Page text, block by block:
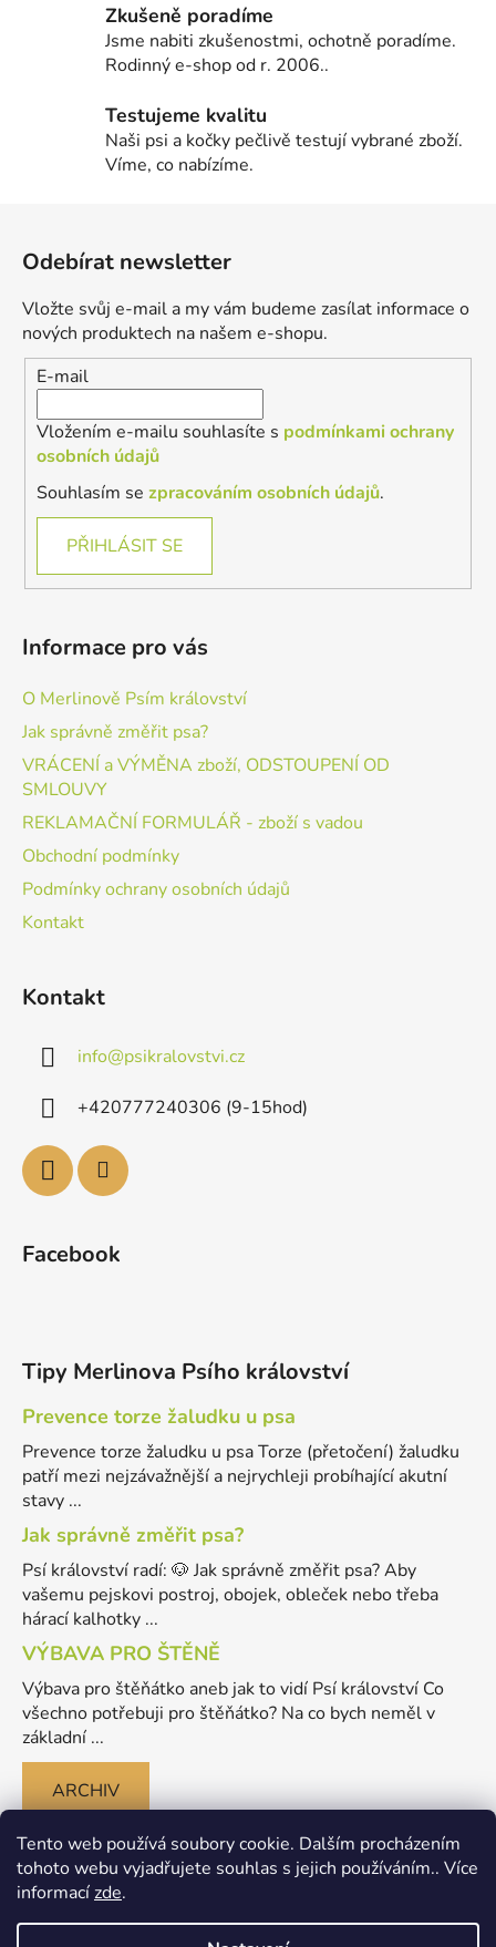
Tento web používá soubory cookie. Dalším procházením
tohoto webu vyjadřujete souhlas s jejich používáním.. Více
informacízde.
Zkušeně poradíme
Jsme nabiti zkušenostmi, ochotně poradíme.
Rodinný e-shop od r. 2006..
Testujeme kvalitu
Naši psi a kočky pečlivě testují vybrané zboží.
Víme, co nabízíme.
Odebírat newsletter
Vložte svůj e-mail a my vám budeme zasílat informace o
nových produktech na našem e-shopu.
E-mail
Vložením e-mailu souhlasíte s podmínkami ochrany
osobních údajů
Souhlasím se zpracováním osobních údajů.
PŘIHLÁSIT SE
Informace pro vás
O Merlinově Psím království
Jak správně změřit psa?
VRÁCENÍ a VÝMĚNA zboží, ODSTOUPENÍ OD
SMLOUVY
REKLAMAČNÍ FORMULÁŘ - zboží s vadou
Obchodní podmínky
Podmínky ochrany osobních údajů
Kontakt
Kontakt
info@psikralovstvi.cz
+420777240306 (9-15hod)
Facebook
Tipy Merlinova Psího království
Prevence torze žaludku u psa
Prevence torze žaludku u psa Torze (přetočení) žaludku
patří mezi nejzávažnější a nejrychleji probíhající akutní
stavy ...
Jak správně změřit psa?
Psí království radí: 🐶 Jak správně změřit psa? Aby
vašemu pejskovi postroj, obojek, obleček nebo třeba
hárací kalhotky ...
VÝBAVA PRO ŠTĚNĚ
Výbava pro štěňátko aneb jak to vidí Psí království Co
všechno potřebuji pro štěňátko? Na co bych neměl v
základní ...
ARCHIV